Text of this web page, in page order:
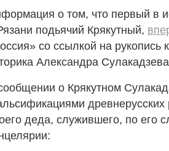
о том, что первый в
подьячий Крякутный,
со ссылкой на
Александра
о Крякутном
древнерусских
деда, служившего, по его